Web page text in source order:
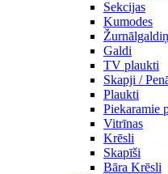
Sekcijas
Kumodes
Galdi
TV plaukti
Skapji /
Plaukti
Piekaramie
Vitrīnas
Krēsli
Skapīši
Bāra Krēsli